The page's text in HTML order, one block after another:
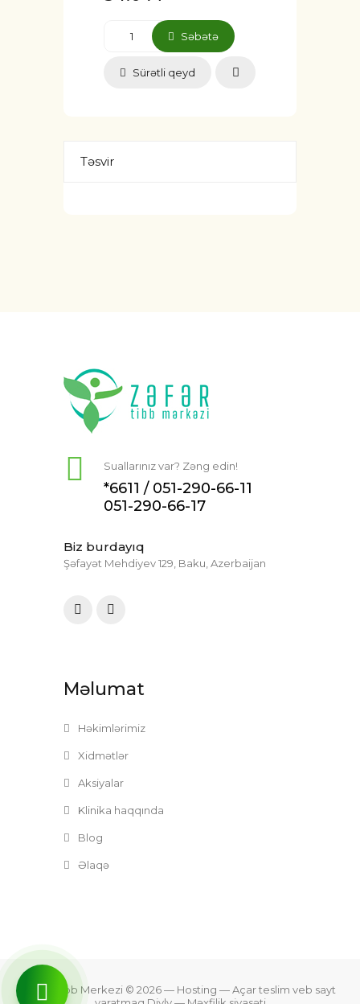
Səbətə
Sürətli qeyd
Təsvir
Suallarınız var? Zəng edin!
*6611 / 051-290-66-11
051-290-66-17
Biz burdayıq
Şəfayət Mehdiyev 129, Baku, Azerbaijan
Məlumat
Həkimlərimiz
Xidmətlər
Aksiyalar
Klinika haqqında
Blog
Əlaqə
Zefer Tibb Merkezi © 2026— Hosting —Açar teslim veb sayt